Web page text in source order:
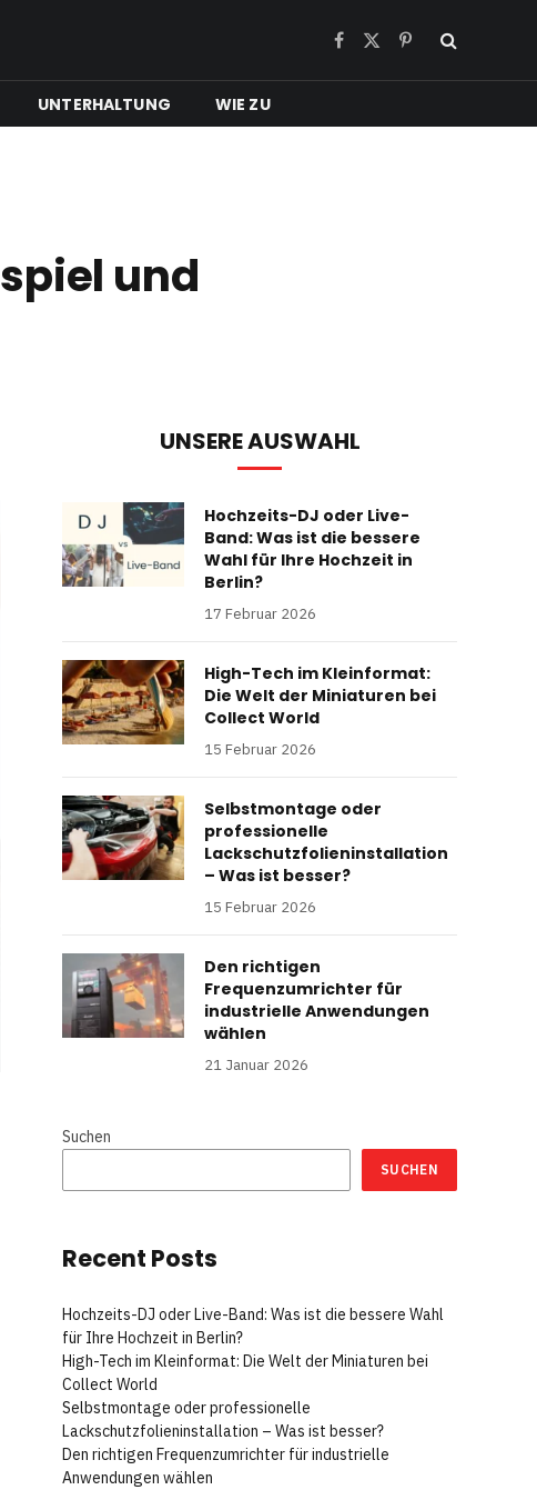
Facebook
X
Pinterest
UNTERHALTUNG WIE ZU
und
UNSERE AUSWAHL
Hochzeits-DJ oder Live-
Band: Was ist die bessere
Wahl für Ihre Hochzeit in
Berlin?
17 Februar 2026
High-Tech im Kleinformat:
Die Welt der Miniaturen bei
Collect World
15 Februar 2026
Selbstmontage oder
professionelle
Lackschutzfolieninstallation
– Was ist besser?
15 Februar 2026
Den richtigen
Frequenzumrichter für
industrielle Anwendungen
wählen
21 Januar 2026
Suchen
SUCHEN
Recent Posts
Hochzeits-DJ oder Live-Band: Was ist die bessere Wahl
für Ihre Hochzeit in Berlin?
High-Tech im Kleinformat: Die Welt der Miniaturen bei
Collect World
Selbstmontage oder professionelle
Lackschutzfolieninstallation – Was ist besser?
Den richtigen Frequenzumrichter für industrielle
Anwendungen wählen